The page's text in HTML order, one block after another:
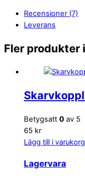
Recensioner (7)
Leverans
Fler produkter
Betygsatt 0 av 5
65 kr
Lägg till i varukorg
Lagervara